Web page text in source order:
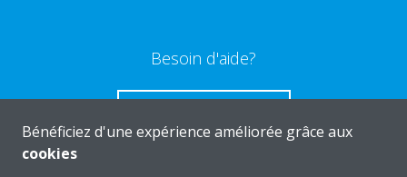
Besoin d'aide?
Bénéficiez d'une expérience améliorée grâce aux
cookies